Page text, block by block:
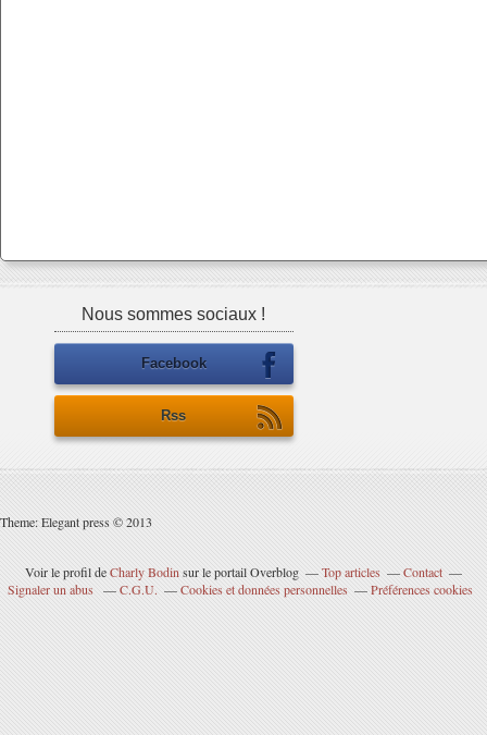
Nous sommes sociaux !
Facebook
Rss
Theme: Elegant press © 2013
Voir le profil deCharly Bodinsur le portail Overblog Top articles
Contact
Signaler un abus
C.G.U. Cookies et données personnelles Préférences cookies